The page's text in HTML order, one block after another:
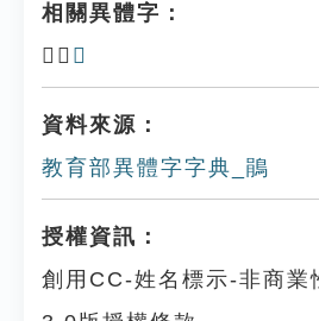
相關異體字：
𨿔、 䳌
資料來源：
教育部異體字字典_鵑
授權資訊：
創用CC-姓名標示-非商業